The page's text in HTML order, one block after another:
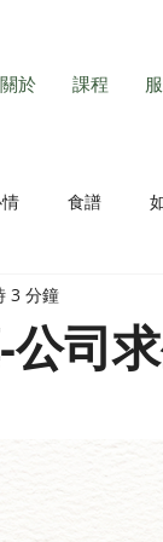
關於 課程
食譜
司
3 分鐘